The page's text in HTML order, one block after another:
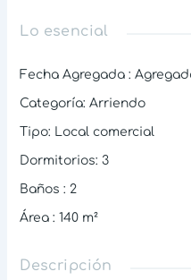
Lo esencial
Fecha Agregada:
Categoría: Arriendo
Tipo: Local comercial
Dormitorios: 3
Baños: 2
Área: 140 m²
Descripción